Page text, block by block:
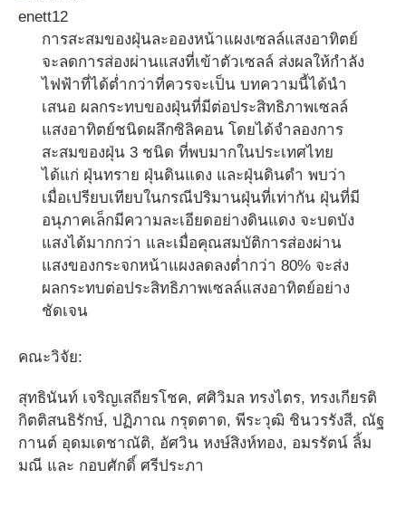
enett12
การสะสมของฝุ่นละอองหน้าแผงเซลล์แสงอาทิตย์
จะลดการส่องผ่านแสงที่เข้าตัวเซลล์ ส่งผลให้กำลัง
ไฟฟ้าที่ได้ต่ำกว่าที่ควรจะเป็น บทความนี้ได้นำ
เสนอ ผลกระทบของฝุ่นที่มีต่อประสิทธิภาพเซลล์
แสงอาทิตย์ชนิดผลึกซิลิคอน โดยได้จำลองการ
สะสมของฝุ่น 3 ชนิด ที่พบมากในประเทศไทย
ได้แก่ ฝุ่นทราย ฝุ่นดินแดง และฝุ่นดินดำ พบว่า
เมื่อเปรียบเทียบในกรณีปริมานฝุ่นที่เท่ากัน ฝุ่นที่มี
อนุภาคเล็กมีความละเอียดอย่างดินแดง จะบดบัง
แสงได้มากกว่า และเมื่อคุณสมบัติการส่องผ่าน
แสงของกระจกหน้าแผงลดลงต่ำกว่า 80% จะส่ง
ผลกระทบต่อประสิทธิภาพเซลล์แสงอาทิตย์อย่าง
ชัดเจน
คณะวิจัย:
สุทธินันท์ เจริญเสถียรโชค, ศศิวิมล ทรงไตร, ทรงเกียรติ
กิตติสนธิรักษ์, ปฏิภาณ กรุดตาด, พีระวุฒิ ชินวรรังสี, ณัฐ
กานต์ อุดมเดชาณัติ, อัศวิน หงษ์สิงห์ทอง, อมรรัตน์ ลิ้ม
มณี และ กอบศักดิ์ ศรีประภา